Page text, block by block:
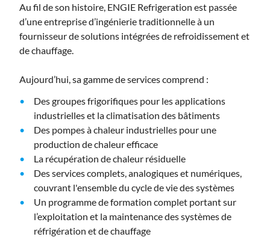
Au fil de son histoire, ENGIE Refrigeration est passée
d’une entreprise d’ingénierie traditionnelle à un
fournisseur de solutions intégrées de refroidissement et
de chauffage.
Aujourd’hui, sa gamme de services comprend :
Des groupes frigorifiques pour les applications
industrielles et la climatisation des bâtiments
Des pompes à chaleur industrielles pour une
production de chaleur efficace
La récupération de chaleur résiduelle
Des services complets, analogiques et numériques,
couvrant l'ensemble du cycle de vie des systèmes
Un programme de formation complet portant sur
l’exploitation et la maintenance des systèmes de
réfrigération et de chauffage